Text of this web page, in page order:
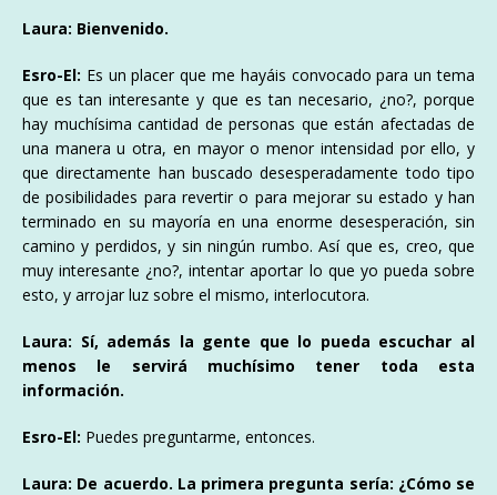
Laura: Bienvenido.
Esro-El: Es un placer que me hayáis convocado para un tema
que es tan interesante y que es tan necesario, ¿no?, porque
hay muchísima cantidad de personas que están afectadas de
una manera u otra, en mayor o menor intensidad por ello, y
que directamente han buscado desesperadamente todo tipo
de posibilidades para revertir o para mejorar su estado y han
terminado en su mayoría en una enorme desesperación, sin
camino y perdidos, y sin ningún rumbo. Así que es, creo, que
muy interesante ¿no?, intentar aportar lo que yo pueda sobre
esto, y arrojar luz sobre el mismo, interlocutora.
Laura: Sí, además la gente que lo pueda escuchar al
menos le servirá muchísimo tener toda esta
información.
Esro-El: Puedes preguntarme, entonces.
Laura: De acuerdo. La primera pregunta sería: ¿Cómo se